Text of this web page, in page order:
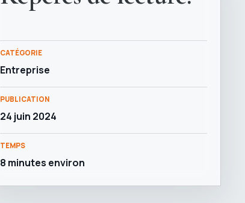
CATÉGORIE
Entreprise
PUBLICATION
24 juin 2024
TEMPS
8 minutes environ